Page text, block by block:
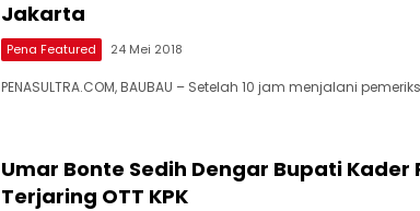
Jakarta
Pena Featured 24 Mei 2018
PENASULTRA.COM, BAUBAU – Setelah 10 jam menjalani
Umar Bonte Sedih Dengar Bupati Kader
Terjaring OTT KPK